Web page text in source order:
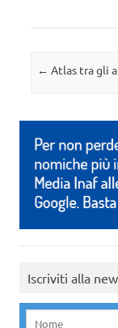
Navigazione
← Atlas tra gli
Iscriviti alla